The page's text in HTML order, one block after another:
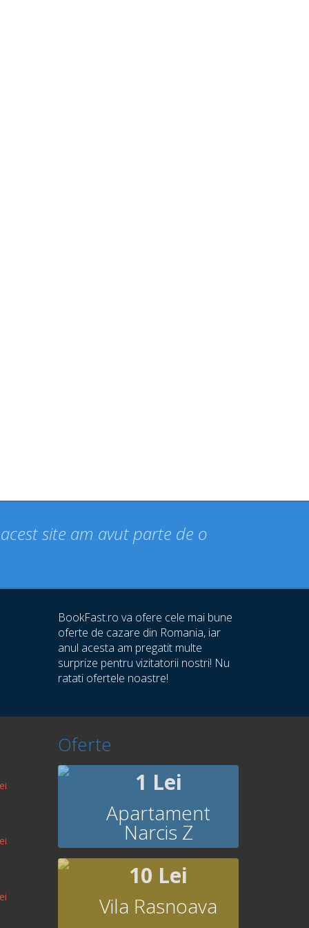
site am avut parte de o
BookFast.ro va ofere cele mai bune
oferte de cazare din Romania, iar
anul acesta am pregatit multe
surprize pentru vizitatorii nostri! Nu
ratati ofertele noastre!
Oferte
1 Lei
Apartament
Narcis Z
10 Lei
Vila Rasnoava